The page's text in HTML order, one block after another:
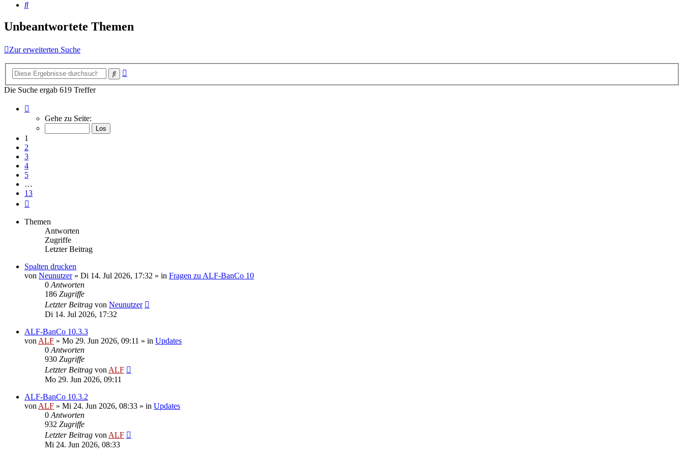
Suche
Unbeantwortete Themen
Zur erweiterten Suche
Suche
Die Suche ergab 619 Treffer
von
Gehe zu Seite:
1
2
3
4
5
…
13
Themen
Antworten
Zugriffe
Letzter Beitrag
Spalten drucken
von Neunutzer» Di 14. Jul 2026, 17:32 » in Fragen zu ALF-BanCo 10
0 Antworten
186 Zugriffe
Letzter Beitrag von Neunutzer
Di 14. Jul 2026, 17:32
ALF-BanCo 10.3.3
von ALF » Mo 29. Jun 2026, 09:11 » in Updates
0 Antworten
930 Zugriffe
Letzter Beitrag von ALF
Mo 29. Jun 2026, 09:11
ALF-BanCo 10.3.2
von ALF » Mi 24. Jun 2026, 08:33 » in Updates
0 Antworten
932 Zugriffe
Letzter Beitrag von ALF
Mi 24. Jun 2026, 08:33